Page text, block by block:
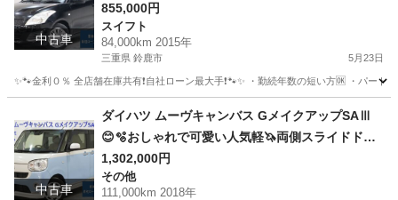
中古車
855,000円
スイフト
84,000km 2015年
三重県 鈴鹿市 5月23日
✨🐾金利０％ 全店舗在庫共有❗️自社ローン最大手❗️🐾✨ ・勤続年数の短い方🆗 ・パー
スイフト オトロン
中古車
ダイハツ ムーヴキャンバス GメイクアップSAⅢ
😊🫧おしゃれで可愛い人気軽🦄両側スライドドア
🌵🌈
1,302,000円
その他
111,000km 2018年